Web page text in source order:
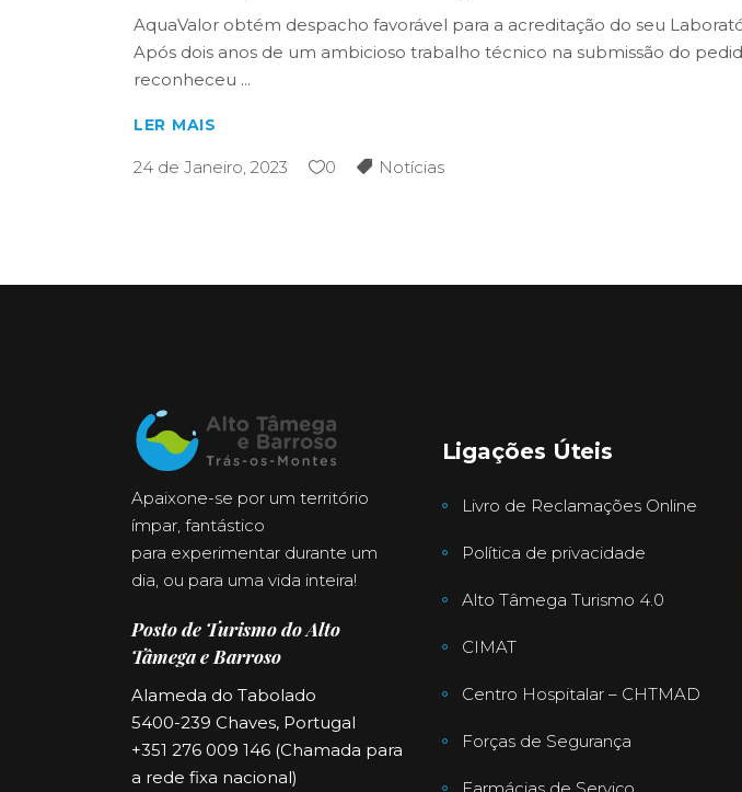
AquaValor obtém despacho favorável para a acreditação do seu
Após dois anos de um ambicioso trabalho técnico na submissão do
reconheceu
LER MAIS
24 de Janeiro, 2023 0 Notícias
Apaixone-se por um território
ímpar, fantástico
para experimentar durante um
dia, ou para uma vida inteira!
Posto de Turismo do Alto
Tâmega e Barroso
Alameda do Tabolado
5400-239 Chaves, Portugal
+351 276 009 146 (Chamada para
a rede fixa nacional)
Ligações Úteis
Livro de Reclamações Online
Política de privacidade
Alto Tâmega Turismo 4.0
CIMAT
Centro Hospitalar – CHTMAD
Forças de Segurança